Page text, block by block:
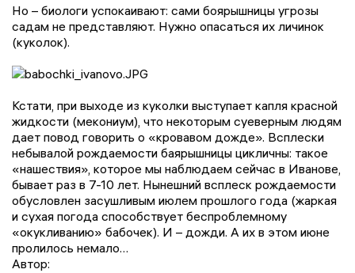
Но – биологи успокаивают: сами боярышницы угрозы
садам не представляют. Нужно опасаться их личинок
(куколок).
Кстати, при выходе из куколки выступает капля красной
жидкости (мекониум), что некоторым суеверным людям
дает повод говорить о «кровавом дожде». Всплески
небывалой рождаемости баярышницы цикличны: такое
«нашествия», которое мы наблюдаем сейчас в Иванове,
бывает раз в 7-10 лет. Нынешний всплеск рождаемости
обусловлен засушливым июлем прошлого года (жаркая
и сухая погода способствует беспроблемному
«окукливанию» бабочек). И – дожди. А их в этом июне
пролилось немало…
Автор: